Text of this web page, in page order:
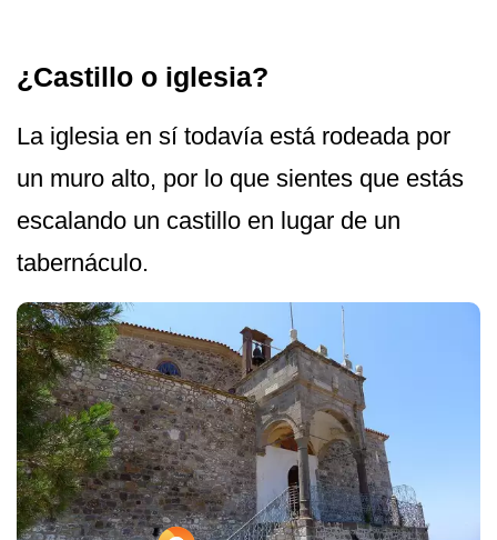
¿Castillo o iglesia?
La iglesia en sí todavía está rodeada por
un muro alto, por lo que sientes que estás
escalando un castillo en lugar de un
tabernáculo.